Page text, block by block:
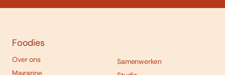
Foodies
Over ons
Magazine
Samenwerken